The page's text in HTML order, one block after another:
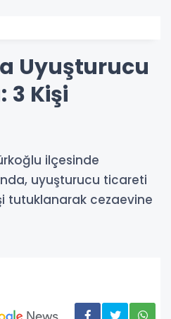
Uyuşturucu
3 Kişi
ilçesinde
uyuşturucu ticareti
tutuklanarak cezaevine